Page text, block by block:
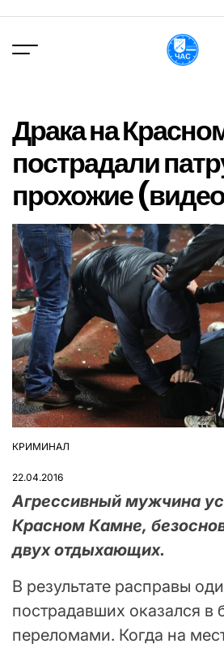
вмісту
Драка на
пострадали
прохожие
ОПУБЛІКУВАТИ
КРИМИНАЛ
22.04.2016
Агрессивный мужчина
Красном Камне,
двух отдыхающих.
В результате расправы
пострадавших оказался в
переломами. Когда на